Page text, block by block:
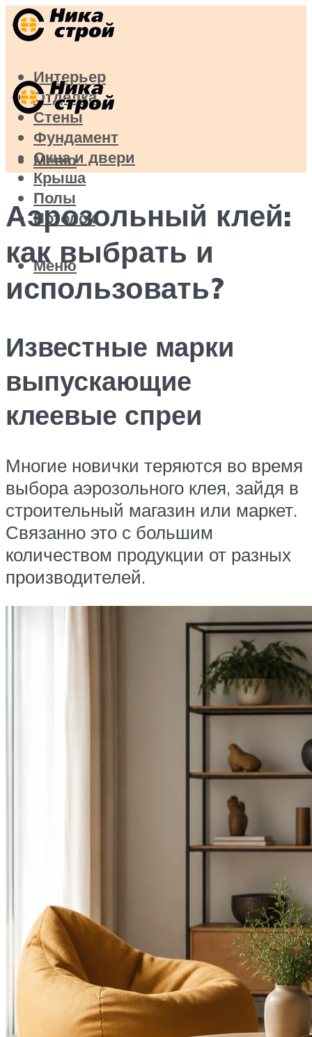
Интерьер
Отделка
Стены
Фундамент
Окна и двери
Крыша
Полы
Потолок
Меню
Меню
Аэрозольный клей:
как выбрать и
использовать?
Известные марки
выпускающие
клеевые спреи
Многие новички теряются во время
выбора аэрозольного клея, зайдя в
строительный магазин или маркет.
Связанно это с большим
количеством продукции от разных
производителей.